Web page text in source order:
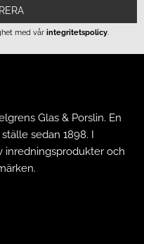
med vår integritetspolicy
Glas & Porslin. En
sedan 1898. I
inredningsprodukter och